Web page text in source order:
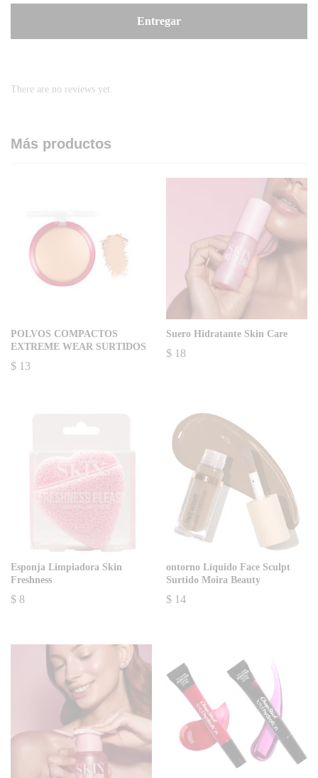
There are no reviews yet.
Más productos
POLVOS COMPACTOS
EXTREME WEAR SURTIDOS
$ 13
Suero Hidratante Skin Care
$ 18
Esponja Limpiadora Skin
Freshness
$ 8
ontorno Liquido Face Sculpt
Surtido Moira Beauty
$ 14